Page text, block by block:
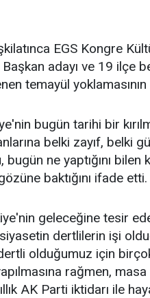
EGS Kongre
adayı ve 19 ilçe
temayül
bugün tarihi bir
belki zayıf, belki
bugün ne yaptığını
baktığını ifade etti.
geleceğine tesir
siyasetin dertlilerin işi
olduğumuz için
rağmen,
AK Parti iktidarı ile